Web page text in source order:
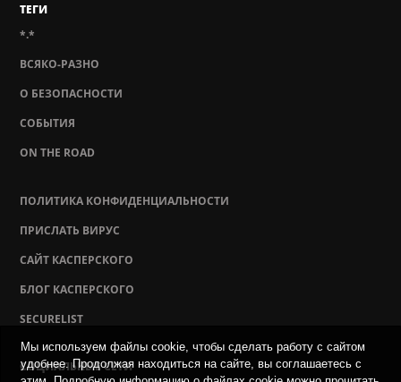
ТЕГИ
*.*
ВСЯКО-РАЗНО
О БЕЗОПАСНОСТИ
СОБЫТИЯ
ON THE ROAD
ПОЛИТИКА КОНФИДЕНЦИАЛЬНОСТИ
ПРИСЛАТЬ ВИРУС
САЙТ КАСПЕРСКОГО
БЛОГ КАСПЕРСКОГО
SECURELIST
СОЦИАЛЬНЫЕ СЕТИ
Мы используем файлы cookie, чтобы сделать работу с сайтом
удобнее. Продолжая находиться на сайте, вы соглашаетесь с